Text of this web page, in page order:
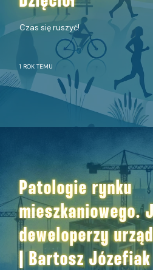
Czas się ruszyć!
1 ROK TEMU
Patologie rynku
mieszkaniowego.
deweloperzy
| Bartosz Józefiak